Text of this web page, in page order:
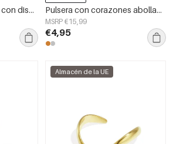
Pulsera tipo brazalete con diseño de conchas en espiral. Pulsera con corazones abollados
MSRP €15,99
€4,95
Almacén de la UE